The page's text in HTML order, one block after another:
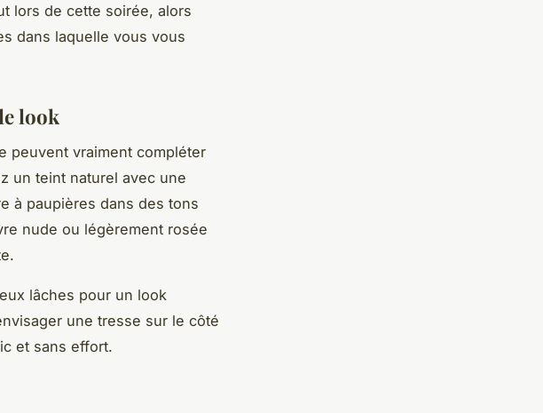
lors de cette soirée, alors
dans laquelle vous vous
look
peuvent vraiment compléter
un teint naturel avec une
à paupières dans des tons
nude ou légèrement rosée
lâches pour un look
une tresse sur le côté
et sans effort.